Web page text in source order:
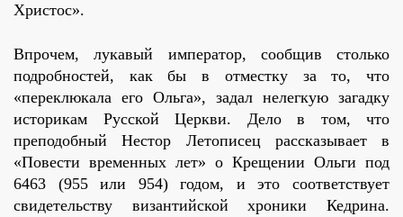
Христос».
Впрочем, лукавый император, сообщив столько
подробностей, как бы в отместку за то, что
«переклюкала его Ольга», задал нелегкую загадку
историкам Русской Церкви. Дело в том, что
преподобный Нестор Летописец рассказывает в
«Повести временных лет» о Крещении Ольги под
6463 (955 или 954) годом, и это соответствует
свидетельству византийской хроники Кедрина.